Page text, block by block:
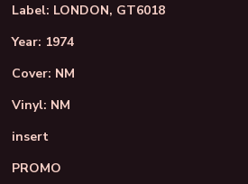
Label: LONDON, GT6018
Year: 1974
Cover: NM
Vinyl: NM
insert
PROMO